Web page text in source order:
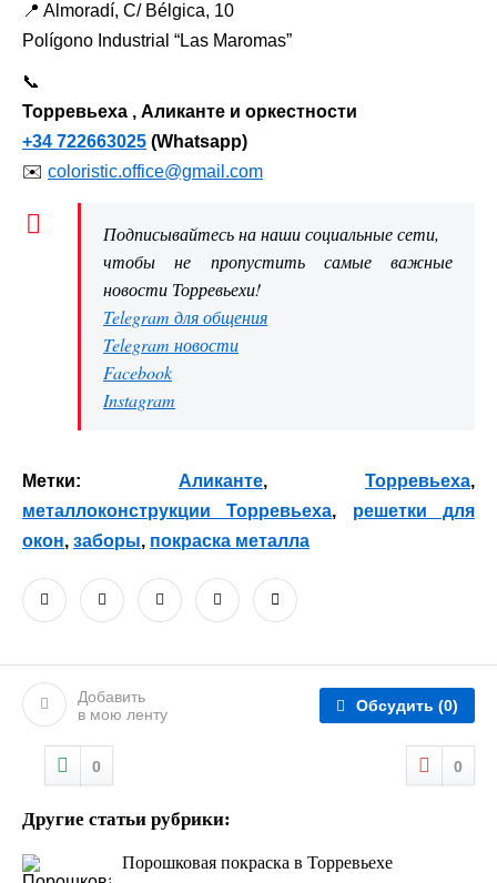
📍 Almoradí, C/ Bélgica, 10
Polígono Industrial “Las Maromas”
📞
Торревьеха , Аликанте и оркестности
+34 722663025 (Whatsapp)
✉️ coloristic.office@gmail.com
Подписывайтесь на наши социальные сети,
чтобы не пропустить самые важные
новости Торревьехи!
Telegram для общения
Telegram новости
Facebook
Instagram
Метки: Аликанте, Торревьеха,
металлоконструкции Торревьеха, решетки для
окон, заборы, покраска металла
Добавить
в мою ленту
Обсудить (0)
0 0
Другие статьи рубрики:
Порошковая покраска в Торревьехе